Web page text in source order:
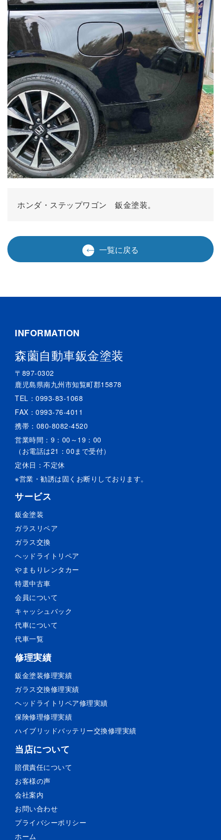
ホンダ・ステップワゴン 鈑金塗装。
一覧に戻る
INFORMATION
森薗自動車鈑金塗装
〒897-0302
鹿児島県南九州市知覧町郡15878
TEL： 0993-83-1068
FAX：0993-76-4011
携帯： 080-8082-4520
営業時間：9：00～19：00
（お電話は21：00まで受付）
定休日：不定休
※営業・勧誘は固くお断りしております。
サービス
鈑金塗装
ガラスリペア
ガラス交換
ヘッドライトリペア
やまもりレンタカー
特選中古車
会員について
キャッシュバック
代車について
代車一覧
修理実績
鈑金塗装修理実績
ガラス交換修理実績
ヘッドライトリペア修理実績
保険修理修理実績
ハイブリッドバッテリー交換修理実績
当店について
賠償責任について
お客様の声
会社案内
お問い合わせ
プライバシーポリシー
ホーム